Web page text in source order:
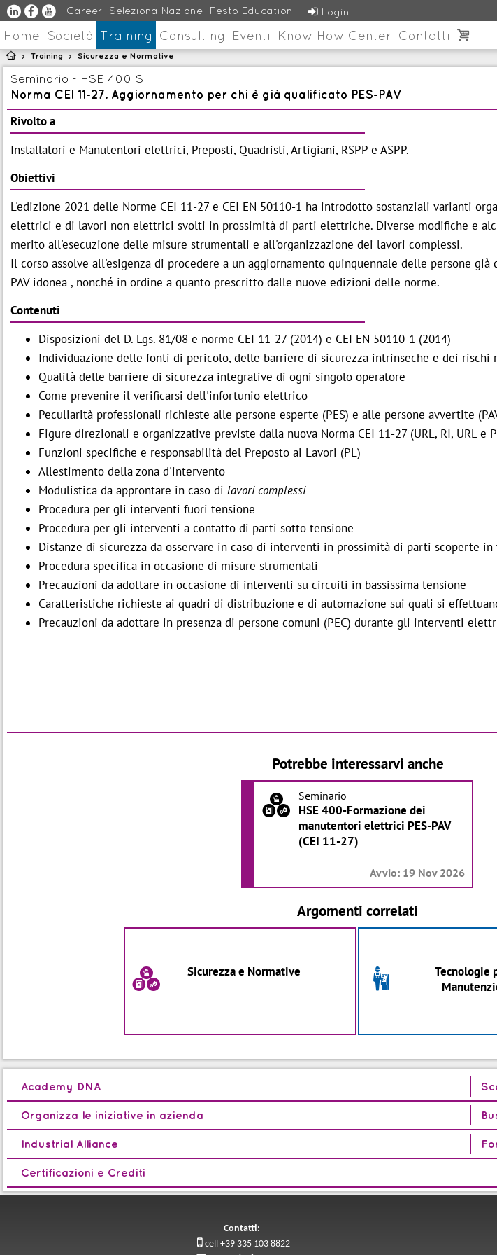
u s v Career Seleziona Nazione Festo Education  Login
Home Società Training Consulting Eventi Know How Center Contatti 
 > Training > Sicurezza e Normative
Seminario - HSE 400 S
Norma CEI 11-27. Aggiornamento per chi è già qualificato PES-PAV
Rivolto a
Installatori e Manutentori elettrici, Preposti, Quadristi, Artigiani, RSPP e ASPP.
Obiettivi
L'edizione 2021 delle Norme CEI 11-27 e CEI EN 50110-1 ha introdotto sostanziali varianti
elettrici e di lavori non elettrici svolti in prossimità di parti elettriche. Diverse modifiche e
merito all'esecuzione delle misure strumentali e all'organizzazione dei lavori complessi.
Il corso assolve all'esigenza di procedere a un aggiornamento quinquennale delle persone già
PAV idonea , nonché in ordine a quanto prescritto dalle nuove edizioni delle norme.
Contenuti
Disposizioni del D. Lgs. 81/08 e norme CEI 11-27 (2014) e CEI EN 50110-1 (2014)
Individuazione delle fonti di pericolo, delle barriere di sicurezza intrinseche e dei rischi
Qualità delle barriere di sicurezza integrative di ogni singolo operatore
Come prevenire il verificarsi dell'infortunio elettrico
Peculiarità professionali richieste alle persone esperte (PES) e alle persone avvertite
Figure direzionali e organizzative previste dalla nuova Norma CEI 11-27 (URL, RI, URL e
Funzioni specifiche e responsabilità del Preposto ai Lavori (PL)
Allestimento della zona d'intervento
Modulistica da approntare in caso di lavori complessi
Procedura per gli interventi fuori tensione
Procedura per gli interventi a contatto di parti sotto tensione
Distanze di sicurezza da osservare in caso di interventi in prossimità di parti scoperte in
Procedura specifica in occasione di misure strumentali
Precauzioni da adottare in occasione di interventi su circuiti in bassissima tensione
Caratteristiche richieste ai quadri di distribuzione e di automazione sui quali si
Precauzioni da adottare in presenza di persone comuni (PEC) durante gli interventi
Potrebbe interessarvi anche
a Seminario
HSE 400-Formazione dei
manutentori elettrici PES-PAV
(CEI 11-27)
Avvio: 19 Nov 2026
Argomenti correlati
a Sicurezza e Normative 3
Tecnologie
Academy DNA
Organizza le iniziative in azienda
Industrial Alliance
Certificazioni e Crediti
Contatti:
 cell +39 335 103 8822